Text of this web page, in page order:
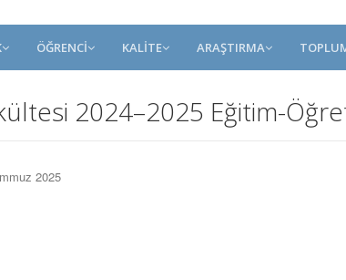
ÖĞRENCİ KALİTE ARAŞTIRMA
2024–2025 Eğitim-
2025